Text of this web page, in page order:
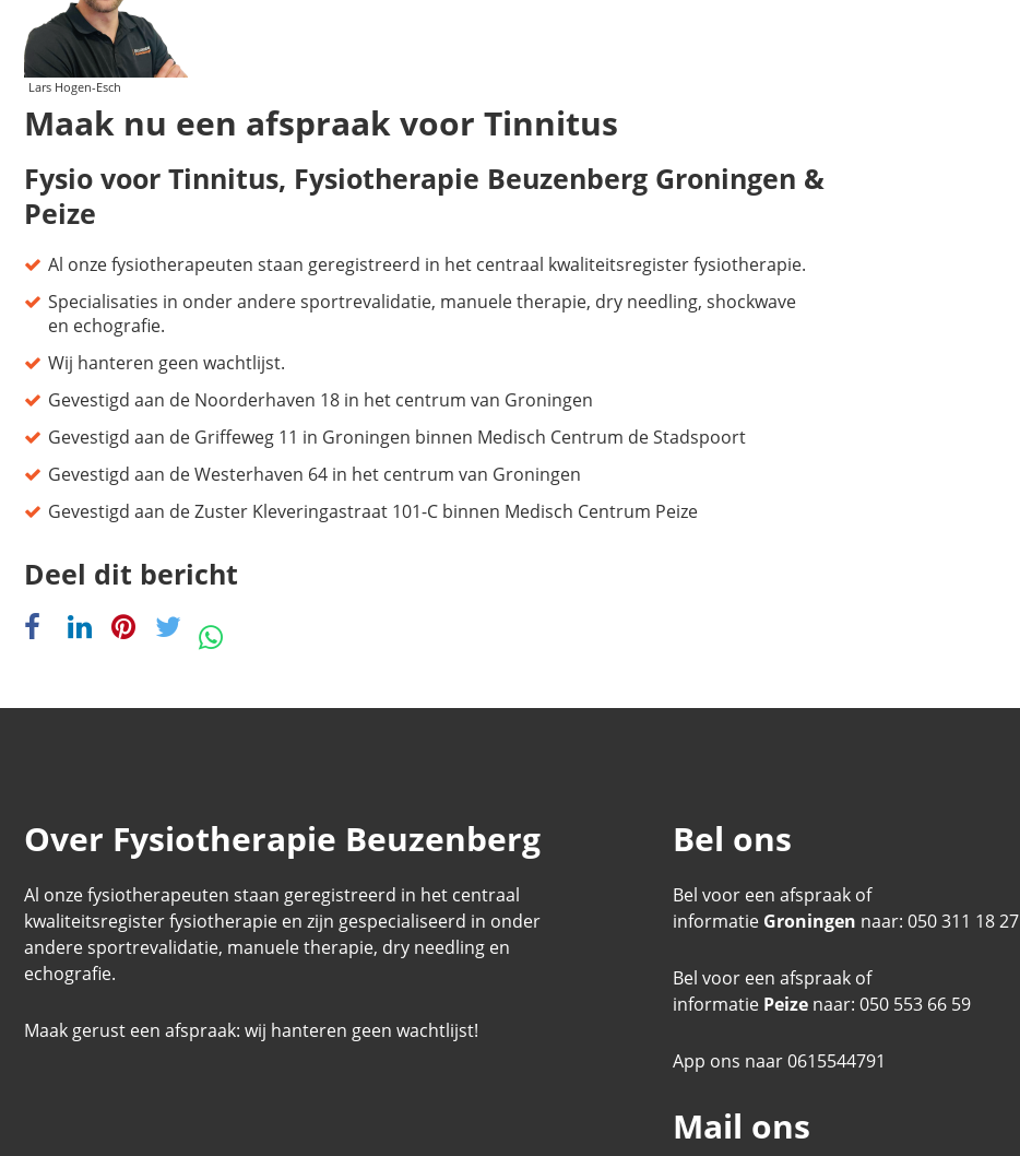
Lars Hogen-Esch
Maak nu een afspraak voor Tinnitus
Fysio voor Tinnitus, Fysiotherapie Beuzenberg Groningen &
Peize
Al onze fysiotherapeuten staan geregistreerd in het centraal kwaliteitsregister fysiotherapie.
Specialisaties in onder andere sportrevalidatie, manuele therapie, dry needling, shockwave
en echografie.
Wij hanteren geen wachtlijst.
Gevestigd aan de Noorderhaven 18 in het centrum van Groningen
Gevestigd aan de Griffeweg 11 in Groningen binnen Medisch Centrum de Stadspoort
Gevestigd aan de Westerhaven 64 in het centrum van Groningen
Gevestigd aan de Zuster Kleveringastraat 101-C binnen Medisch Centrum Peize
Deel dit bericht
Over Fysiotherapie Beuzenberg
Al onze fysiotherapeuten staan geregistreerd in het centraal
kwaliteitsregister fysiotherapie en zijn gespecialiseerd in onder
andere sportrevalidatie, manuele therapie, dry needling en
echografie.
Maak gerust een afspraak: wij hanteren geen wachtlijst!
Bel ons
Bel voor een afspraak of
informatie Groningen naar: 050 311 18 27
Bel voor een afspraak of
informatie Peize naar: 050 553 66 59
App ons naar0615544791
Mail ons